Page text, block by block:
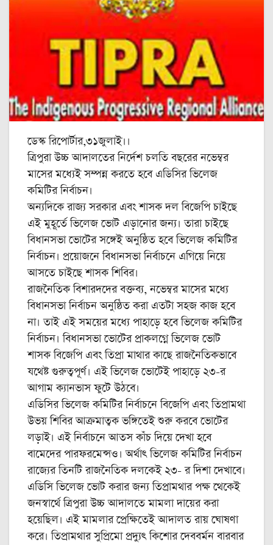
ডেস্ক রিপোর্টার,৩১জুলাই।।
ত্রিপুরা উচ্চ আদালতের নির্দেশ চলতি বছরের নভেম্বর
মাসের মধ্যেই সম্পন্ন করতে হবে এডিসির ভিলেজ
কমিটির নির্বাচন।
অন্যদিকে রাজ্য সরকার এবং শাসক দল বিজেপি চাইছে
এই মুহূর্তে ভিলেজ ভোট এড়ানোর জন্য। তারা চাইছে
বিধানসভা ভোটের সঙ্গেই অনুষ্ঠিত হবে ভিলেজ কমিটির
নির্বাচন। প্রয়োজনে বিধানসভা নির্বাচনে এগিয়ে নিয়ে
আসতে চাইছে শাসক শিবির।
রাজনৈতিক বিশারদদের বক্তব্য, নভেম্বর মাসের মধ্যে
বিধানসভা নির্বাচন অনুষ্ঠিত করা এতটা সহজ কাজ হবে
না। তাই এই সময়ের মধ্যে পাহাড়ে হবে ভিলেজ কমিটির
নির্বাচন। বিধানসভা ভোটের প্রাকলগ্নে ভিলেজ ভোট
শাসক বিজেপি এবং তিপ্রা মাথার কাছে রাজনৈতিকভাবে
যথেষ্ট গুরুত্বপূর্ণ। এই ভিলেজ ভোটেই পাহাড়ে ২৩-র
আগাম ক্যানভাস ফুটে উঠবে।
এডিসির ভিলেজ কমিটির নির্বাচনে বিজেপি এবং তিপ্রামথা
উভয় শিবির আক্রমাত্বক ভঙ্গিতেই শুরু করবে ভোটের
লড়াই। এই নির্বাচনে আতস কাঁচ দিয়ে দেখা হবে
বামেদের পারফরমেন্সও। অর্থাৎ ভিলেজ কমিটির নির্বাচন
রাজ্যের তিনটি রাজনৈতিক দলকেই ২৩- র দিশা দেখাবে।
এডিসি ভিলেজ ভোট করার জন্য তিপ্রামথার পক্ষ থেকেই
জনস্বার্থে ত্রিপুরা উচ্চ আদালতে মামলা দায়ের করা
হয়েছিল। এই মামলার প্রেক্ষিতেই আদালত রায় ঘোষণা
করে। তিপ্রামথার সুপ্রিমো প্রদ্যুৎ কিশোর দেববর্মন বারবার